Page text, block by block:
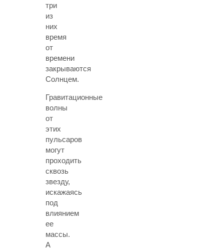
три
из
них
время
от
времени
закрываются
Солнцем.
Гравитационные
волны
от
этих
пульсаров
могут
проходить
сквозь
звезду,
искажаясь
под
влиянием
ее
массы.
А